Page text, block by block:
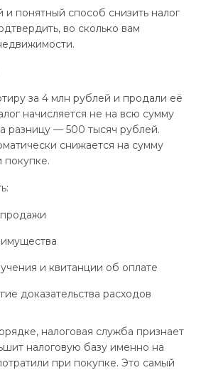
понятный способ снизить налог
во сколько вам
за 4 млн рублей и продали её
начисляется не на всю сумму
разницу — 500 тысяч рублей.
снижается на сумму
покупке.
и квитанции об оплате
доказательства расходов
налоговая служба признает
налоговую базу именно на
при покупке. Это самый